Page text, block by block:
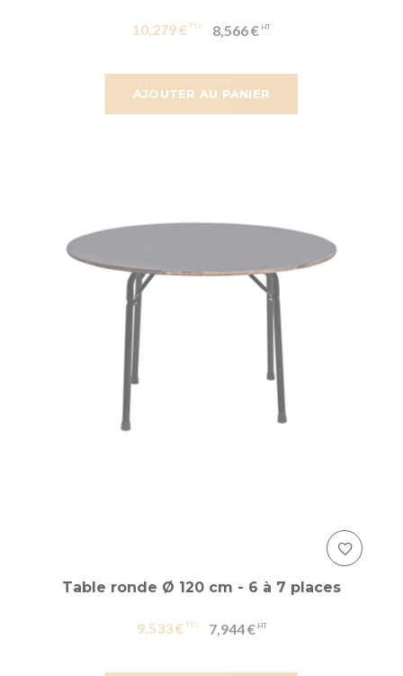
AJOUTER AU PANIER
10,279 € 8,566 €
Table ronde Ø 120 cm - 6 à 7 places
9,533 € 7,944 €